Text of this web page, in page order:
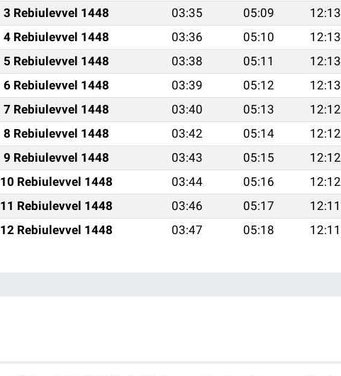
3 Rebiulevvel 1448 03:35 05:09 12:13
4 Rebiulevvel 1448 03:36 05:10 12:13
5 Rebiulevvel 1448 03:38 05:11 12:13
6 Rebiulevvel 1448 03:39 05:12 12:13
7 Rebiulevvel 1448 03:40 05:13 12:12
8 Rebiulevvel 1448 03:42 05:14 12:12
9 Rebiulevvel 1448 03:43 05:15 12:12
10 Rebiulevvel 1448 03:44 05:16 12:12
11 Rebiulevvel 1448 03:46 05:17 12:11
12 Rebiulevvel 1448 03:47 05:18 12:11